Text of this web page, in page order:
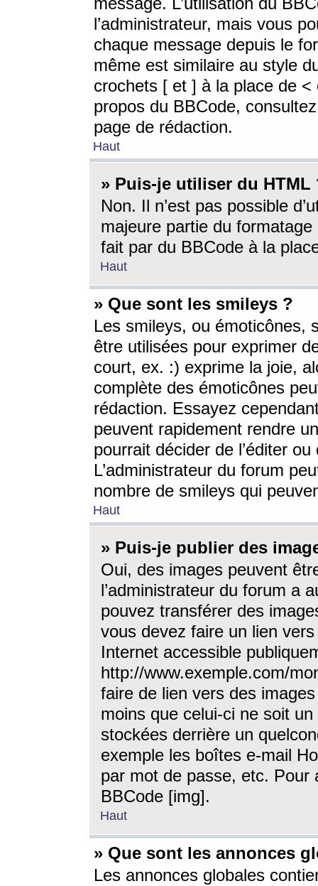
l’administrateur, mais vous
chaque message depuis le
même est similaire au style
crochets [ et ] à la place de <
propos du BBCode,
page de rédaction.
Haut
» Puis-je utiliser du HTML
Non. Il n’est pas possible
majeure partie du
fait par du BBCode à la
Haut
» Que sont les smileys ?
Les smileys, ou émoticônes,
être utilisées pour exprimer
court, ex. :) exprime la joie,
complète des émoticônes
rédaction. Essayez
peuvent rapidement rendre
pourrait décider de l’éditer
L’administrateur du forum
nombre de smileys qui
Haut
» Puis-je publier des
Oui, des images peuvent
l’administrateur du forum a
pouvez transférer des
vous devez faire un lien
Internet accessible
http://www.exemple.com/
faire de lien vers des
moins que celui-ci ne soit
stockées derrière un
exemple les boîtes e-mail
par mot de passe, etc. Pour
BBCode [img].
Haut
» Que sont les annonces
Les annonces globales